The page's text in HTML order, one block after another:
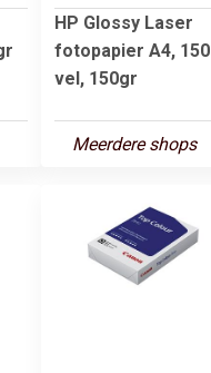
HP Glossy Laser
fotopapier A4, 150
vel, 150gr
Meerdere shops